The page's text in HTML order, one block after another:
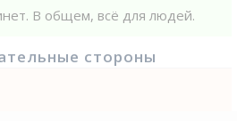
В общем, всё для людей.
стороны